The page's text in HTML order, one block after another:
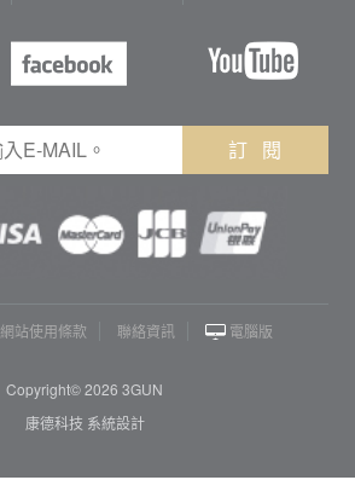
訂 閱
網站使用條款 聯絡資訊 電腦版
Copyright© 2026 3GUN
康德科技 系統設計